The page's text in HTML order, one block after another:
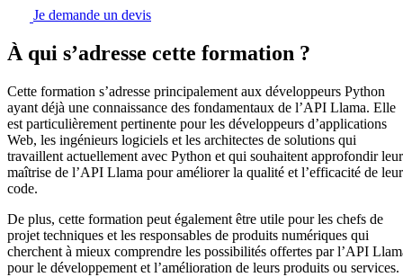
Je demande un devis
À qui s’adresse cette formation ?
Cette formation s’adresse principalement aux développeurs Python
ayant déjà une connaissance des fondamentaux de l’API Llama. Elle
est particulièrement pertinente pour les développeurs d’applications
Web, les ingénieurs logiciels et les architectes de solutions qui
travaillent actuellement avec Python et qui souhaitent approfondir leur
maîtrise de l’API Llama pour améliorer la qualité et l’efficacité de leur
code.
De plus, cette formation peut également être utile pour les chefs de
projet techniques et les responsables de produits numériques qui
cherchent à mieux comprendre les possibilités offertes par l’API
pour le développement et l’amélioration de leurs produits ou services.